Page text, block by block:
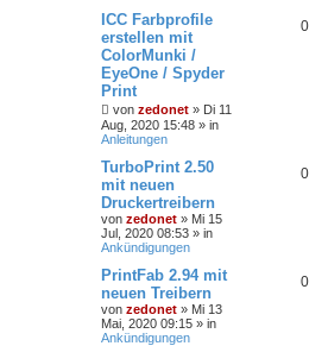
ICC Farbprofile
erstellen mit
ColorMunki /
EyeOne / Spyder
Print
von zedonet » Di 11
Aug, 2020 15:48 » in
Anleitungen
0
TurboPrint 2.50
mit neuen
Druckertreibern
von zedonet » Mi 15
Jul, 2020 08:53 » in
Ankündigungen
0
PrintFab 2.94 mit
neuen Treibern
von zedonet » Mi 13
Mai, 2020 09:15 » in
Ankündigungen
0